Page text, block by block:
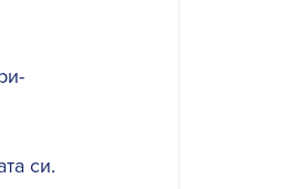
си.